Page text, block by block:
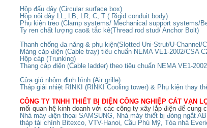
Hộp đấu dây (Circular surface box)
Hộp nối dây LL, LB, LR, C, T ( Rigid conduit body)
Phụ kiện treo (Clamp systems/ Mechanical support systems/
Ty ren chất lượng cao& tắc kê(Thread rod stud/ Anchor Bolt)
Thanh chống đa năng & phụ kiện(Slotted Uni-Strut/U-Channel/
Máng cáp điện (Cable tray) tiêu chuẩn NEMA VE1-2002/CSA
Hộp cáp (Trunking)
Thang cáp điện (Cable ladder) theo tiêu chuẩn NEMA VE1-
Cửa gió nhôm định hình (Air grille)
Tháp giải nhiệt RINKI (RINKI Cooling tower) & Phụ kiện thay
CÔNG TY TNHH THIẾT BỊ ĐIỆN CÔNG NGHIỆP CÁT VẠN
mối quan hệ kinh doanh với các công ty xây lắp điện để cung
Nhà máy điện thọai SAMSUNG, Nhà máy thiết bị đóng ngắt
tháp tài chính Bitexco, VTV-Hanoi, Cầu Phú Mỹ, Tòa nhà